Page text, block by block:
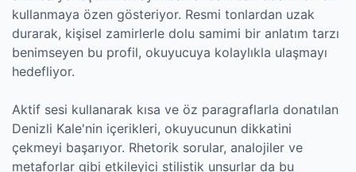
kullanmaya özen gösteriyor. Resmi tonlardan uzak
durarak, kişisel zamirlerle dolu samimi bir anlatım tarzı
benimseyen bu profil, okuyucuya kolaylıkla ulaşmayı
hedefliyor.
Aktif sesi kullanarak kısa ve öz paragraflarla donatılan
Denizli Kale'nin içerikleri, okuyucunun dikkatini
çekmeyi başarıyor. Rhetorik sorular, analojiler ve
metaforlar gibi etkileyici stilistik unsurlar da bu